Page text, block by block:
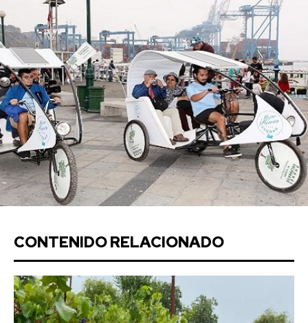
CONTENIDO RELACIONADO